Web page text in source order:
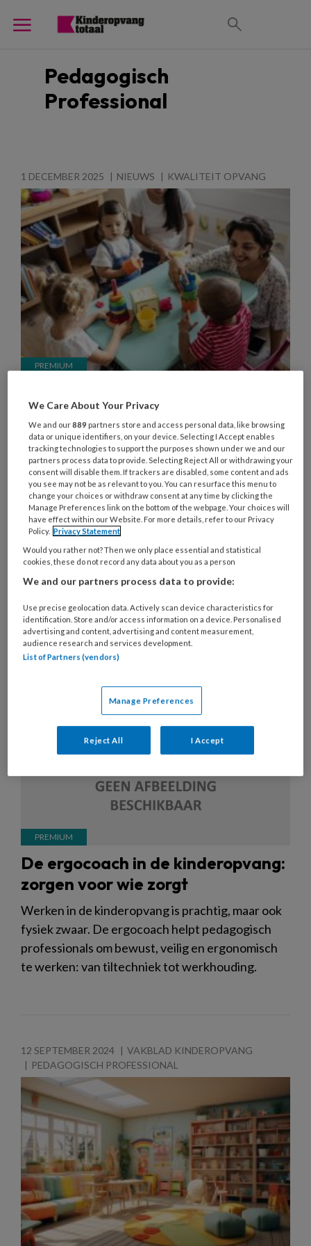
Pedagogisch
Professional
1 DECEMBER 2025 NIEUWS KWALITEIT OPVANG
beste keuze in de kinderopvang?
Lage tafels waren in de kinderopvang jarenlang
de norm. Kinderen schoven zelf hun stoeltje aan.
Totdat hoge tafels hun intrede deden. Maar wat is
eigenlijk beter voor het kind? En is dat
vanzelfsprekend ook goed voor de pedagogisch
professional?
9 OKTOBER 2025 NIEUWS
GEZONDE
KINDEROPVANG
De ergocoach in de kinderopvang:
zorgen voor wie zorgt
Werken in de kinderopvang is prachtig, maar ook
fysiek zwaar. De ergocoach helpt pedagogisch
professionals om bewust, veilig en ergonomisch
te werken: van tiltechniek tot werkhouding.
12 SEPTEMBER 2024
VAKBLAD KINDEROPVANG
PEDAGOGISCH PROFESSIONAL
We Care About Your Privacy
We and our889 partners store and access personal data, like browsing
data or unique identifiers, on your device. Selecting I Accept enables
tracking technologies to support the purposes shown under we and our
partners process data to provide. Selecting Reject All or withdrawing your
consent will disable them. If trackers are disabled, some content and ads
you see may not be as relevant to you. You can resurface this menu to
change your choices or withdraw consent at any time by clicking the
Manage Preferences link on the bottom of the webpage. Your choices will
have effect within our Website. For more details, refer to our Privacy
Policy. Privacy Statement
Would you rather not? Then we only place essential and statistical
cookies, these do not record any data about you as a person
We and our partners process data to provide:
Use precise geolocation data. Actively scan device characteristics for
identification. Store and/or access information on a device. Personalised
advertising and content, advertising and content measurement,
audience research and services development.
List of Partners (vendors)
Manage Preferences
Reject All I Accept